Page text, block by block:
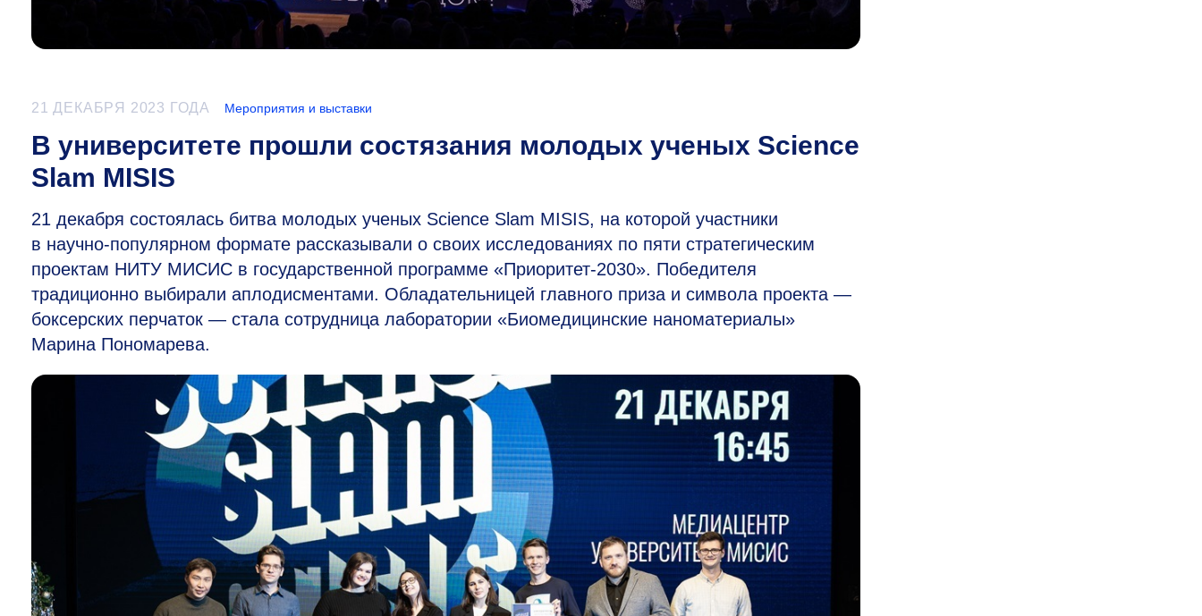
21 ДЕКАБРЯ 2023 ГОДА Мероприятия и выставки
В университете прошли состязания молодых ученых Science
Slam MISIS
21 декабря состоялась битва молодых ученых Science Slam MISIS, на которой участники
в научно-популярном формате рассказывали о своих исследованиях по пяти стратегическим
проектам НИТУ МИСИС в государственной программе «Приоритет-2030». Победителя
традиционно выбирали аплодисментами. Обладательницей главного приза и символа проекта —
боксерских перчаток — стала сотрудница лаборатории «Биомедицинские наноматериалы»
Марина Пономарева.